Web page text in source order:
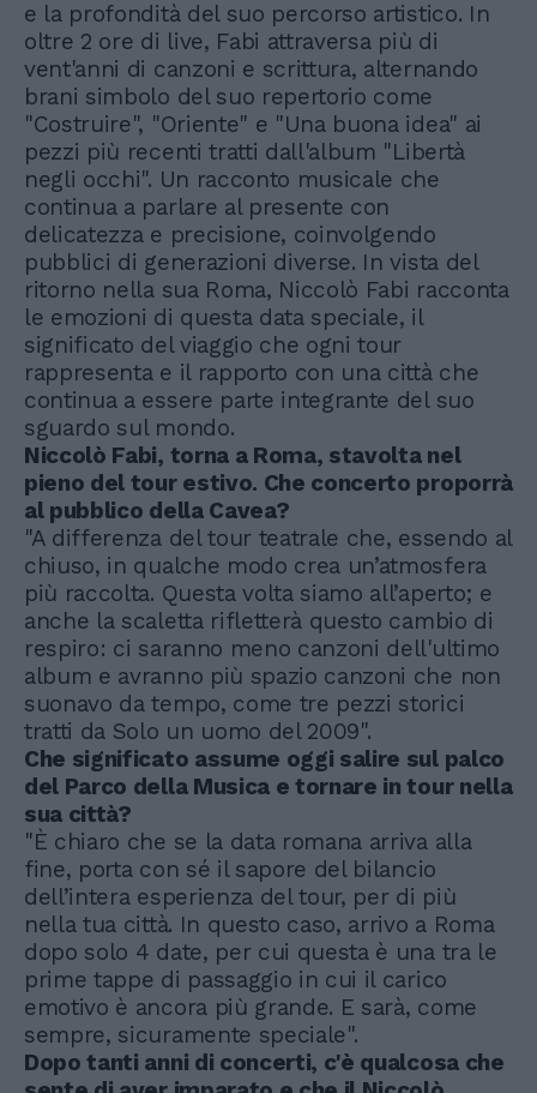
e la profondità del suo percorso artistico. In
oltre 2 ore di live, Fabi attraversa più di
vent'anni di canzoni e scrittura, alternando
brani simbolo del suo repertorio come
"Costruire", "Oriente" e "Una buona idea" ai
pezzi più recenti tratti dall'album "Libertà
negli occhi". Un racconto musicale che
continua a parlare al presente con
delicatezza e precisione, coinvolgendo
pubblici di generazioni diverse. In vista del
ritorno nella sua Roma, Niccolò Fabi racconta
le emozioni di questa data speciale, il
significato del viaggio che ogni tour
rappresenta e il rapporto con una città che
continua a essere parte integrante del suo
sguardo sul mondo.
Niccolò Fabi, torna a Roma, stavolta nel
pieno del tour estivo. Che concerto proporrà
al pubblico della Cavea?
"A differenza del tour teatrale che, essendo al
chiuso, in qualche modo crea un’atmosfera
più raccolta. Questa volta siamo all’aperto; e
anche la scaletta rifletterà questo cambio di
respiro: ci saranno meno canzoni dell'ultimo
album e avranno più spazio canzoni che non
suonavo da tempo, come tre pezzi storici
tratti da Solo un uomo del 2009".
Che significato assume oggi salire sul palco
del Parco della Musica e tornare in tour nella
sua città?
"È chiaro che se la data romana arriva alla
fine, porta con sé il sapore del bilancio
dell’intera esperienza del tour, per di più
nella tua città. In questo caso, arrivo a Roma
dopo solo 4 date, per cui questa è una tra le
prime tappe di passaggio in cui il carico
emotivo è ancora più grande. E sarà, come
sempre, sicuramente speciale".
Dopo tanti anni di concerti, c'è qualcosa che